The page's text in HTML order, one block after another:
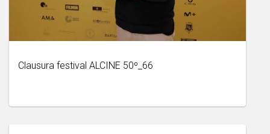
Clausura festival ALCINE 50º_66